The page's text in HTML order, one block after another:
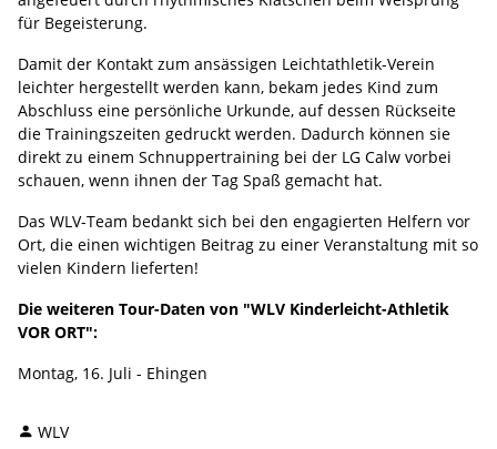
für Begeisterung.
Damit der Kontakt zum ansässigen Leichtathletik-Verein
leichter hergestellt werden kann, bekam jedes Kind zum
Abschluss eine persönliche Urkunde, auf dessen Rückseite
die Trainingszeiten gedruckt werden. Dadurch können sie
direkt zu einem Schnuppertraining bei der LG Calw vorbei
schauen, wenn ihnen der Tag Spaß gemacht hat.
Das WLV-Team bedankt sich bei den engagierten Helfern vor
Ort, die einen wichtigen Beitrag zu einer Veranstaltung mit so
vielen Kindern lieferten!
Die weiteren Tour-Daten von "WLV Kinderleicht-Athletik
VOR ORT":
Montag, 16. Juli - Ehingen
WLV